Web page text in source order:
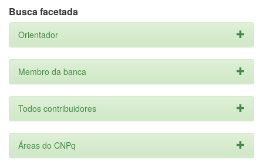
Busca facetada
Orientador
Membro da banca
Todos contribuidores
Áreas do CNPq